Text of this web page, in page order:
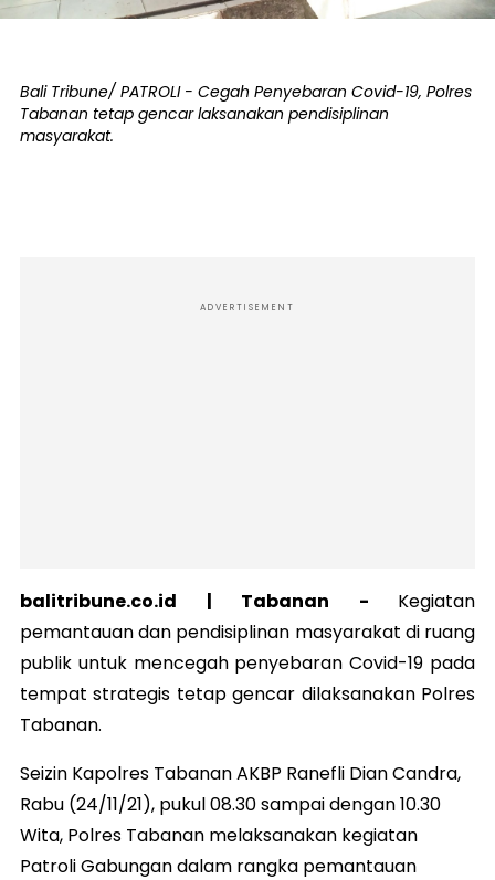
Bali Tribune/ PATROLI - Cegah Penyebaran Covid-19, Polres
Tabanan tetap gencar laksanakan pendisiplinan
masyarakat.
ADVERTISEMENT
balitribune.co.id | Tabanan - Kegiatan
pemantauan dan pendisiplinan masyarakat di ruang
publik untuk mencegah penyebaran Covid-19 pada
tempat strategis tetap gencar dilaksanakan Polres
Tabanan.
Seizin Kapolres Tabanan AKBP Ranefli Dian Candra,
Rabu (24/11/21), pukul 08.30 sampai dengan 10.30
Wita, Polres Tabanan melaksanakan kegiatan
Patroli Gabungan dalam rangka pemantauan